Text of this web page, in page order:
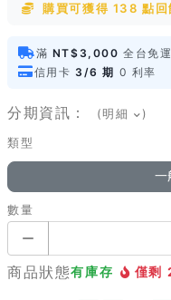
購買可獲得 138 點回
滿 NT$3,000 全台免運
信用卡 3/6 期 0 利率
分期資訊： (明細 )
類型
一
數量
商品狀態有庫存 僅剩